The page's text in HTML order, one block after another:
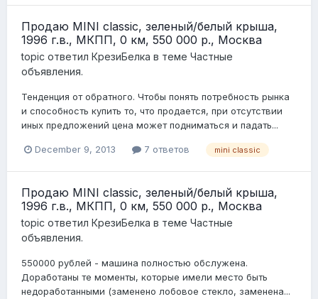
Продаю MINI classic, зеленый/белый крыша,
1996 г.в., МКПП, 0 км, 550 000 р., Москва
topic ответил КрезиБелка в теме Частные
объявления.
Тенденция от обратного. Чтобы понять потребность рынка
и способность купить то, что продается, при отсутствии
иных предложений цена может подниматься и падать...
December 9, 2013 7 ответов mini classic
Продаю MINI classic, зеленый/белый крыша,
1996 г.в., МКПП, 0 км, 550 000 р., Москва
topic ответил КрезиБелка в теме Частные
объявления.
550000 рублей - машина полностью обслужена.
Доработаны те моменты, которые имели место быть
недоработанными (заменено лобовое стекло, заменена...